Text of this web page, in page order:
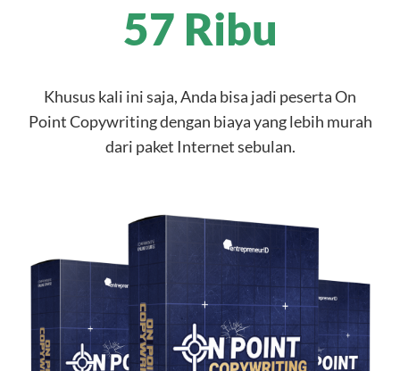
57 Ribu
Khusus kali ini saja, Anda bisa jadi peserta On
Point Copywriting dengan biaya yang lebih murah
dari paket Internet sebulan.